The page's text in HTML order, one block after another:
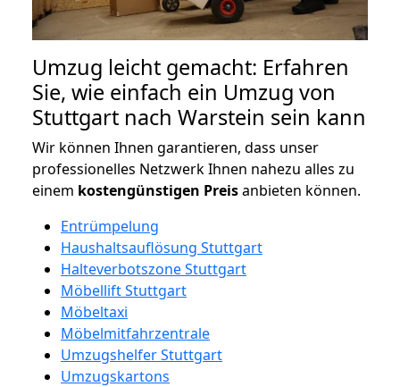
Umzug leicht gemacht: Erfahren
Sie, wie einfach ein Umzug von
Stuttgart nach Warstein sein kann
Wir können Ihnen garantieren, dass unser
professionelles Netzwerk Ihnen nahezu alles zu
einem kostengünstigen Preisanbieten können.
Entrümpelung
Haushaltsauflösung Stuttgart
Halteverbotszone Stuttgart
Möbellift Stuttgart
Möbeltaxi
Möbelmitfahrzentrale
Umzugshelfer Stuttgart
Umzugskartons